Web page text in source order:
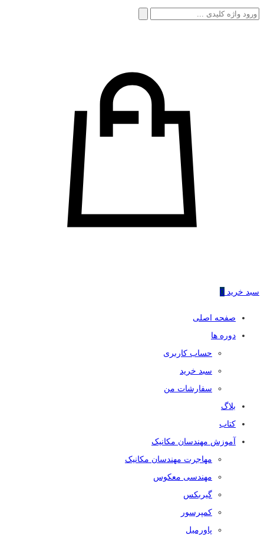
جستجو
سبد خرید 0
صفحه اصلی
دوره ها
حساب کاربری
سبد خرید
سفارشات من
بلاگ
کتاب
آموزش مهندسان مکانیک
مهاجرت مهندسان مکانیک
مهندسی معکوس
گیربکس
کمپرسور
پاورمیل